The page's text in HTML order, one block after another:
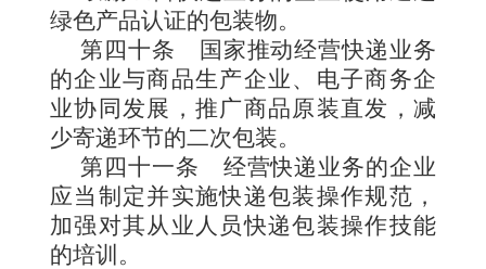
绿色产品认证的包装物。
第四十条
国家推动经营快递业务
的企业与商品生产企业、电子商务企
业协同发展，推广商品原装直发，减
少寄递环节的二次包装。
第四十一条 经营快递业务的企业
应当制定并实施快递包装操作规范，
加强对其从业人员快递包装操作技能
的培训。